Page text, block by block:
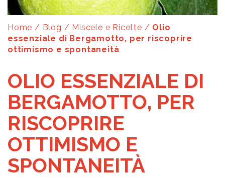
Home / Blog / Miscele e Ricette / Olio
essenziale di Bergamotto, per riscoprire
ottimismo e spontaneità
OLIO ESSENZIALE DI
BERGAMOTTO, PER
RISCOPRIRE
OTTIMISMO E
SPONTANEITÀ